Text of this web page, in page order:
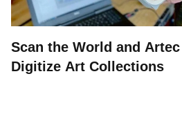
Scan the World and
Digitize Art Collections